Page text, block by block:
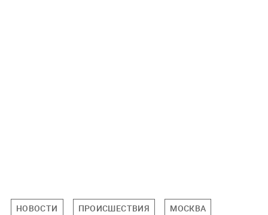
НОВОСТИ ПРОИСШЕСТВИЯ МОСКВА